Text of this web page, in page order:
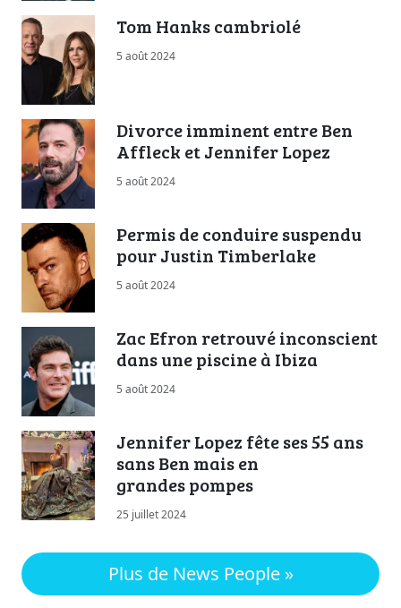
Tom Hanks cambriolé
5 août 2024
Divorce imminent entre Ben
Affleck et Jennifer Lopez
5 août 2024
Permis de conduire suspendu
pour Justin Timberlake
5 août 2024
Zac Efron retrouvé inconscient
dans une piscine à Ibiza
5 août 2024
Jennifer Lopez fête ses 55 ans
sans Ben mais en
grandes pompes
25 juillet 2024
Plus de News People »